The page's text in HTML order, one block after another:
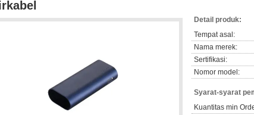
Detail produk:
Tempat asal:
Nama merek:
Sertifikasi:
Nomor model:
Syarat-syarat
Kuantitas min